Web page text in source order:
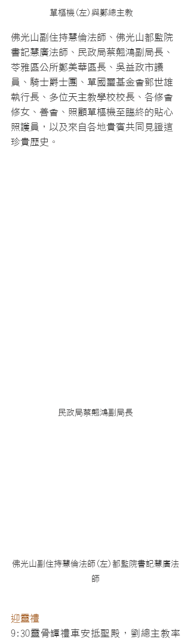
單樞機(左)與鄭總主教
佛光山副住持慧倫法師、佛光山都監院
書記慧廣法師、民政局蔡翹鴻副局長、
苓雅區公所鄭美華區長、吳益政市議
員、騎士爵士團、單國璽基金會鄧世雄
執行長、多位天主教學校校長、各修會
修女、善會、照顧單樞機至臨終的貼心
照護員，以及來自各地貴賓共同見證這
珍貴歷史。
民政局蔡翹鴻副局長
佛光山副住持慧倫法師(左)都監院書記慧廣法
師
迎靈禮
9:30靈骨罈禮車安抵聖殿，劉總主教率